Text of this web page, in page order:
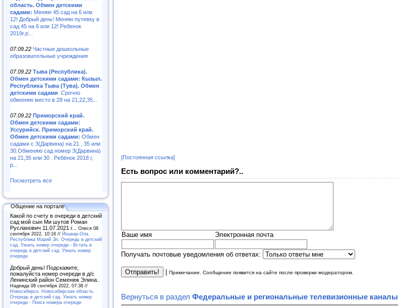
область. Обмен детскими
садами: Меняю 45 сад на 6 или
12!.Добрый день! Меняю путевку в
сад 45 на 6 или 12! Ребенок
2019г.р...
07.09.22 Частные дошкольные
образовательные учреждения
07.09.22 Тыва (Республика).
Обмен детскими садами: Кызыл.
Республика Тыва (Тува). Обмен
детскими садами .Срочно
обменяю место в 28 на 21,22,35...
07.09.22 Приморский край.
Обмен детскими садами:
Уссурийск. Приморский край.
Обмен детскими садами: Обмен
садами с 3(Дарвина) на 21 , 35 или
30.Обменяю сад номер 3(Дарвина)
на 21,35 или 30 . Ребёнок 2018 г,
р...
Посмотреть все
Общение на портале
Какой по счету в очереди в детский
сад мой сын Ми шутов Роман
Русланович 11.07.2021 г... Олеся 08
сентября 2022, 10:16 // Йошкар-Ола.
Республика Марий Эл. Очередь в детский
сад. Узнать номер очереди - Встать в
очередь в детский сад. Узнать номер
очереди
Добрый день! Подскажите,
пожалуйста номер очереди в д/с
Ленинский район Семенюк Элина..
Надежда 08 сентября 2022, 07:38 //
Новосибирск. Новосибирская область.
Очередь в детский сад. Узнать номер
очереди - Поиск номера очереди
[Постоянная ссылка]
Есть вопрос или комментарий?..
Ваше имя Электронная почта
Получать почтовые уведомления об ответах:
Примечание. Сообщение появится на сайте после проверки модератором.
Вернуться в раздел Федеральные и региональные телевизионные каналы